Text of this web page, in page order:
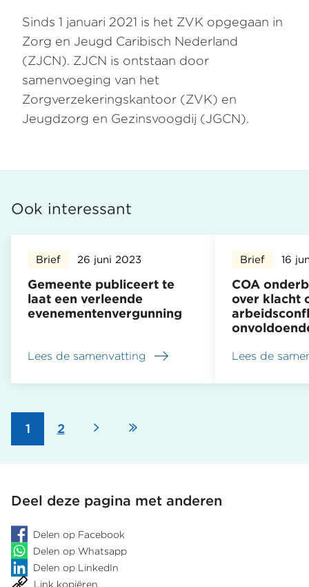
Sinds 1 januari 2021 is het ZVK opgegaan in
Zorg en Jeugd Caribisch Nederland
(ZJCN). ZJCN is ontstaan door
samenvoeging van het
Zorgverzekeringskantoor (ZVK) en
Jeugdzorg en Gezinsvoogdij (JGCN).
Ook interessant
Gemeente publiceert te
laat een verleende
evenementenvergunning
Brief 26 juni 2023
Lees de samenvatting
over
een
verleende
evenementenvergunning
COA
over klacht
Brief 16
Lees de
over
Paginering
Pagina
1 Pagina
2 Volgende
paginapagina
Deel deze pagina met anderen
Delen op Facebook
Delen op Whatsapp
Delen op LinkedIn
Link kopiëren